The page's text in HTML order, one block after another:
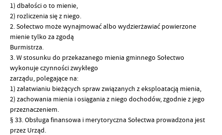
1) dbałości o to mienie,
2) rozliczenia się z niego.
2. Sołectwo może wynajmować albo wydzierżawiać powierzone
mienie tylko za zgodą
Burmistrza.
3. W stosunku do przekazanego mienia gminnego Sołectwo
wykonuje czynności zwykłego
zarządu, polegające na:
1) załatwianiu bieżących spraw związanych z eksploatacją mienia,
2) zachowania mienia i osiągania z niego dochodów, zgodnie z jego
przeznaczeniem.
§ 33. Obsługa finansowa i merytoryczna Sołectwa prowadzona jest
przez Urząd.